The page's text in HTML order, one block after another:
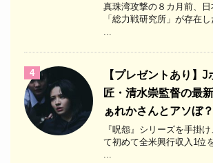
真珠湾攻撃の８カ月前、
「総力戦研究所」が存在
...
4
【プレゼントあり】
匠・清水崇監督の最
ぁれかさんとアソぼ？
『呪怨』シリーズを手掛
て初めて全米興行収入1位
...